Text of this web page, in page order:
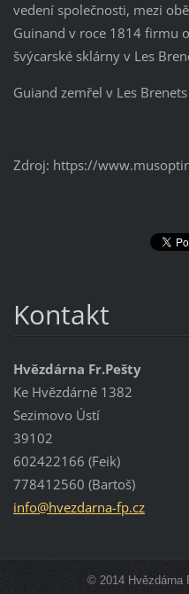
vedení společnosti, mezi
Guinand v roce 1814 firmu
švýcarské sklárny v Les
Guiand zemřel v Les
Zdroj: https://
Kontakt
Hvězdárna Fr.Pešty
Ke Hvězdárně 1382
Sezimovo Ústí
39102
602422166 (Feik)
778412560 (Bartoš)
info@hvezdarna-fp.cz
© 2014 Hvězdárna